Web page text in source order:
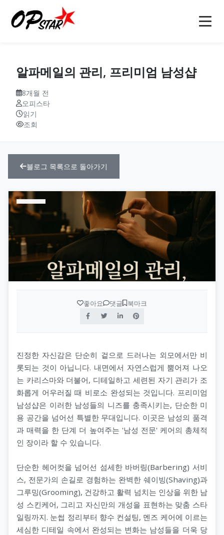
오피
강남오피(강남op)
역삼오피(역삼op)
인천오피(인천op)
부천오피(부천op)
구미오피(구미op)
수원오피(수원op)
안산오피(안산op)
강원오피(강원op)
대구오피(대구op)
부산오피(부산op)
제주오피(제주op)
울산오피(울산op)
대전오피(대전op)
세종오피(세종op)
오피사이트
오피사이트
오피(OP)
오피 모음
오피사이트 순위
op사이트 순위
업소사이트
오피스타 주소
오피스타 최신주소
오피가이드
부산달리기(부달)
오피나라
오피뷰
오피 정보
마사지
안마
휴게텔
스웨디시
경락마사지
습식마사지
아로마마사지
스포츠마사지
블로그
문의
알파메일의 관리, 프리미엄 남성샵
8개월 전
오피스타
읽기
조회
블로그 목록으로 돌아가기
좋아요 댓글 북마크
진정한 자신감은 단순히 겉으로 드러나는 외모에서만 비
롯되는 것이 아닙니다. 내면에서 자연스럽게 뿜어져 나오
는 카리스마와 더불어, 디테일하고 세련된 자기 관리가 조
화롭게 어우러질 때 비로소 완성되는 것입니다. 프리미엄
남성샵은 이러한 남성들의 니즈를 충족시키는, 단순한 미
용 공간을 넘어선 특별한 무대입니다. 이곳은 남성의 품격
과 매력을 한 단계 더 높여주는 '남성 전문' 케어의 총체적
인 장이라 할 수 있습니다.
단순한 헤어컷을 넘어선 섬세한 바버링(Barbering) 서비
스, 전문가의 손길로 경험하는 완벽한 쉐이빙(Shaving)과
그루밍(Grooming), 건강하고 활력 넘치는 인상을 위한 남
성 스킨케어, 그리고 자신만의 개성을 표현하는 맞춤 스타
일링까지. 눈썹 정리부터 향수 컨설팅, 멘즈 케어에 이르는
세심한 디테일 속에서 완성되는 변화는 남성들을 더욱 당